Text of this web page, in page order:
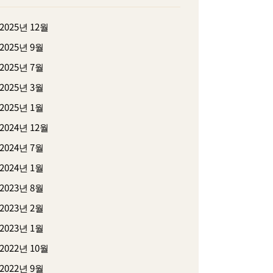
2025년 12월
2025년 9월
2025년 7월
2025년 3월
2025년 1월
2024년 12월
2024년 7월
2024년 1월
2023년 8월
2023년 2월
2023년 1월
2022년 10월
2022년 9월